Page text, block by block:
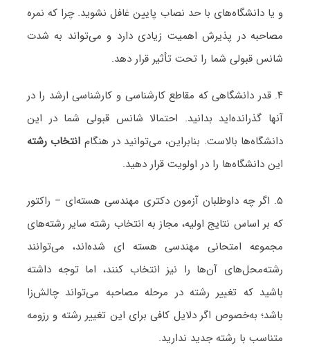
و یا دانشگاه‌های با حد نصاب پایین غافل نشوید. چرا که نمره
مصاحبه در پذیرش اهمیت زیادی دارد و می‌تواند به شدت
شانس قبولی شما را تحت تأثیر قرار دهد.
۴. قدر دانشگاهی که مقاطع کارشناسی و کارشناسی ارشد را در
آنها گذرانده‌اید بدانید. احتمالا شانس قبولی شما در این
دانشگاه‌ها بالاست. بنابراین، می‌توانید در هنگام انتخاب رشته
این دانشگاه‌ها را در اولویت قرار دهید.
۵. اگر چه داوطلبان آزمون دکتری مهندسی هسته‌ای – راکتور
که بر اساس نتایج اولیه، مجاز به انتخاب رشته سایر رشته‌های
مجموعه امتحانی مهندسی هسته ای شده‌اند، می‌توانند
رشته‌محل‌های آن‌ها را نیز انتخاب کنند، اما توجه داشته
باشید که تغییر رشته در مرحله مصاحبه می‌تواند چالش‌زا
باشد؛ به‌خصوص اگر دلایل کافی برای این تغییر رشته و رزومه
متناسب با رشته جدید ندارید.